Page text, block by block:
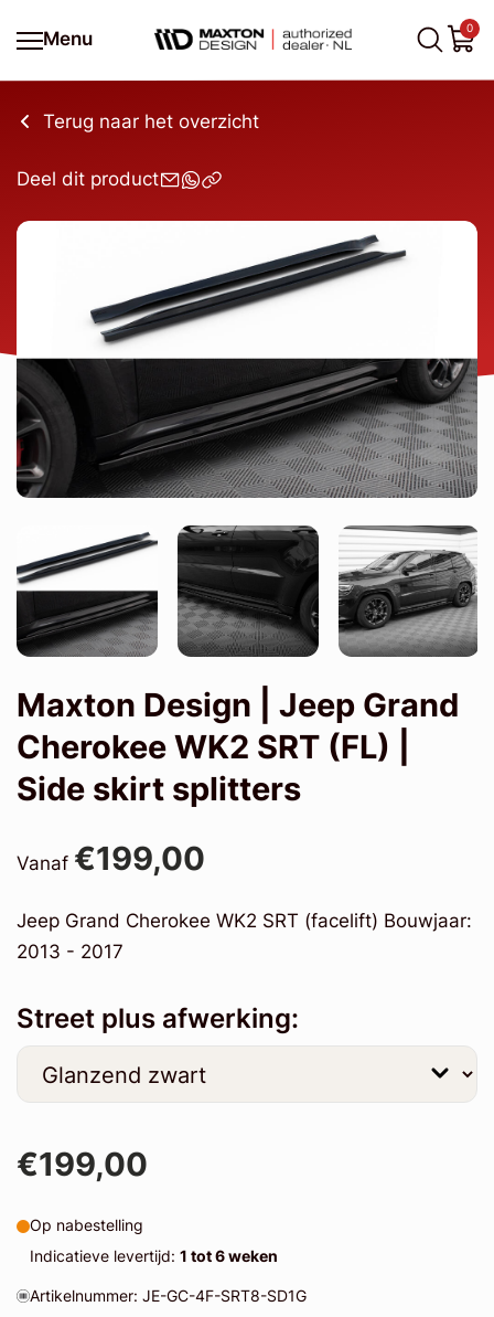
Menu
0
Terug naar het overzicht
Deel dit product
Maxton Design | Jeep Grand
Cherokee WK2 SRT (FL) |
Side skirt splitters
Vanaf €199,00
Jeep Grand Cherokee WK2 SRT (facelift) Bouwjaar:
2013 - 2017
Street plus afwerking:
€199,00
Op nabestelling
Indicatieve levertijd: 1 tot 6 weken
Artikelnummer: JE-GC-4F-SRT8-SD1G